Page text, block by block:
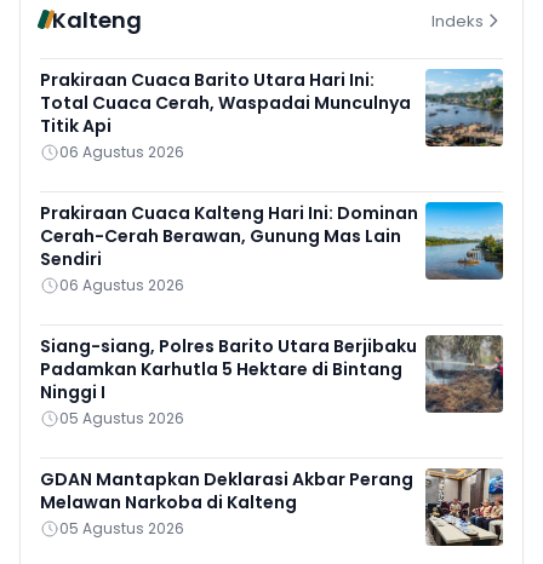
Kalteng Indeks
Prakiraan Cuaca Barito Utara Hari Ini:
Total Cuaca Cerah, Waspadai Munculnya
Titik Api
06 Agustus 2026
Prakiraan Cuaca Kalteng Hari Ini: Dominan
Cerah-Cerah Berawan, Gunung Mas Lain
Sendiri
06 Agustus 2026
Siang-siang, Polres Barito Utara Berjibaku
Padamkan Karhutla 5 Hektare di Bintang
Ninggi I
05 Agustus 2026
GDAN Mantapkan Deklarasi Akbar Perang
Melawan Narkoba di Kalteng
05 Agustus 2026